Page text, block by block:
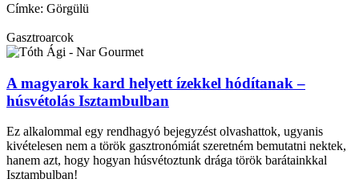
Címke: Görgülü
Gasztroarcok
A magyarok kard helyett ízekkel hódítanak –
húsvétolás Isztambulban
Ez alkalommal egy rendhagyó bejegyzést olvashattok, ugyanis
kivételesen nem a török gasztronómiát szeretném bemutatni nektek,
hanem azt, hogy hogyan húsvétoztunk drága török barátainkkal
Isztambulban!